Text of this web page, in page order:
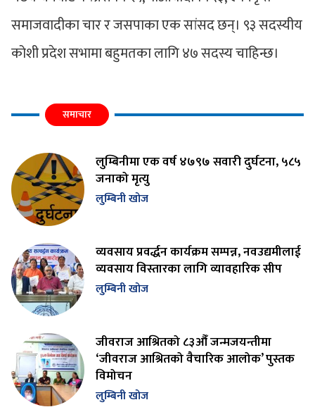
समाजवादीका चार र जसपाका एक सांसद छन्। ९३ सदस्यीय
कोशी प्रदेश सभामा बहुमतका लागि ४७ सदस्य चाहिन्छ।
समाचार
लुम्बिनीमा एक वर्ष ४७९७ सवारी दुर्घटना, ५८५
जनाको मृत्यु
लुम्बिनी खोज
व्यवसाय प्रवर्द्धन कार्यक्रम सम्पन्न, नवउद्यमीलाई
व्यवसाय विस्तारका लागि व्यावहारिक सीप
लुम्बिनी खोज
जीवराज आश्रितको ८३औँ जन्मजयन्तीमा
‘जीवराज आश्रितको वैचारिक आलोक’ पुस्तक
विमोचन
लुम्बिनी खोज